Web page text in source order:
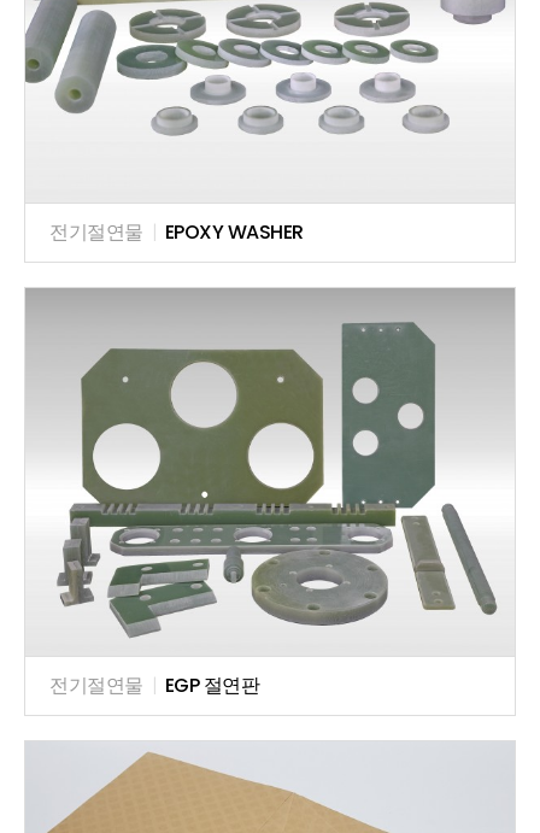
전기절연물 | EPOXY WASHER
전기절연물 | EGP 절연판